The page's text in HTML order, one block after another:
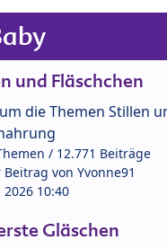
und Fläschchen
die Themen Stillen
/ 12.771 Beiträge
Beitrag von Yvonne91
2026 10:40
Gläschen